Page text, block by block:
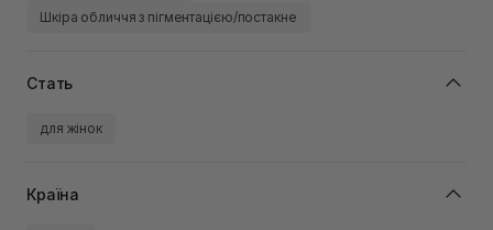
Шкіра обличчя з пігментацією/постакне
Стать
для жінок
Країна